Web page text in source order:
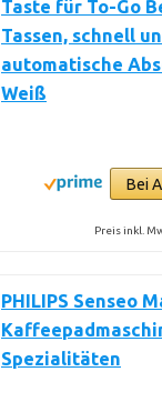
Taste für To-Go
Tassen, schnell
automatische
Weiß
Bei
Preis inkl.
PHILIPS Senseo
Spezialitäten